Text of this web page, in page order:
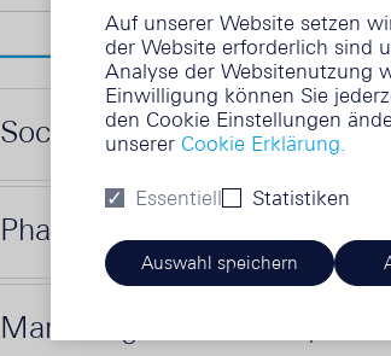
Auf unserer Website setzen
der Website erforderlich sind
Analyse der Websitenutzung
Einwilligung können Sie
den Cookie Einstellungen
unserer Cookie Erklärung.
Essentiell Statistiken
Auswahl speichern
Social Media und Digital
Pharmareferent Gebiet
Marketing Mitarbeiter (m/w/